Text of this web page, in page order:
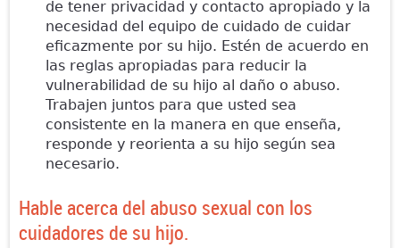
de tener privacidad y contacto apropiado y la
necesidad del equipo de cuidado de cuidar
eficazmente por su hijo. Estén de acuerdo en
las reglas apropiadas para reducir la
vulnerabilidad de su hijo al daño o abuso.
Trabajen juntos para que usted sea
consistente en la manera en que enseña,
responde y reorienta a su hijo según sea
necesario.
Hable acerca del abuso sexual con los
cuidadores de su hijo.